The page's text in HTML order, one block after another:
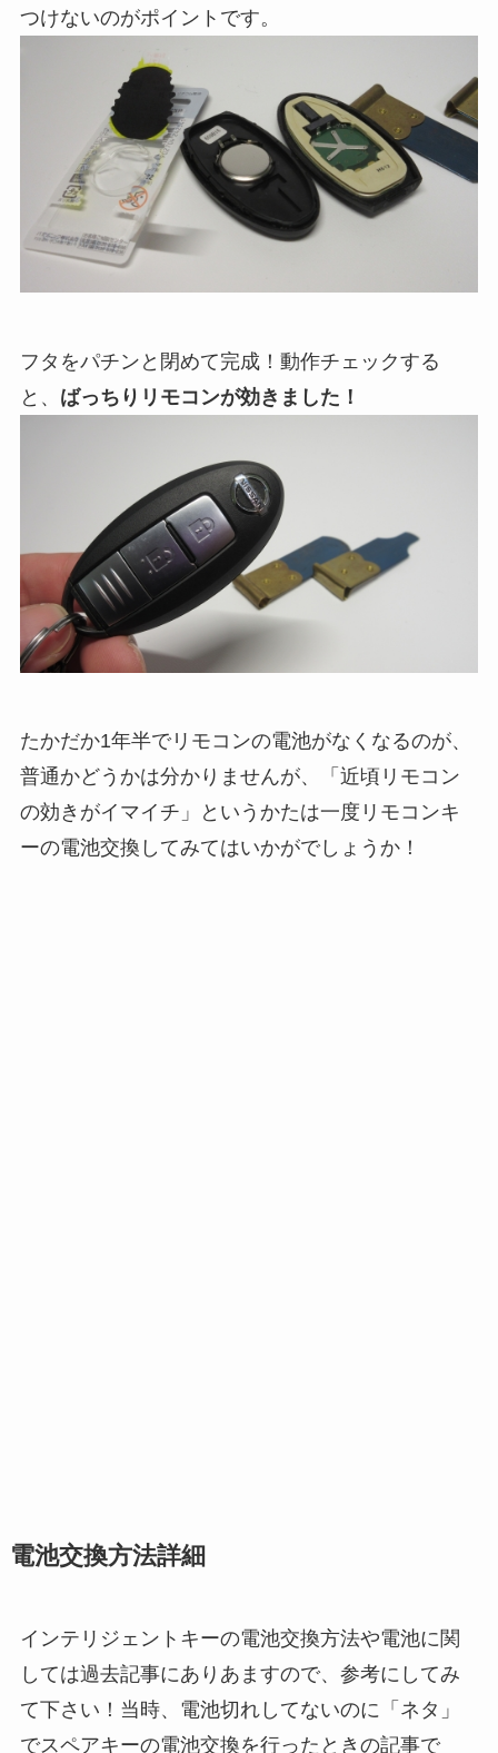
つけないのがポイントです。
フタをパチンと閉めて完成！動作チェックする
と、 ばっちりリモコンが効きました！
たかだか1年半でリモコンの電池がなくなるのが、
普通かどうかは分かりませんが、「近頃リモコン
の効きがイマイチ」というかたは一度リモコンキ
ーの電池交換してみてはいかがでしょうか！
電池交換方法詳細
インテリジェントキーの電池交換方法や電池に関
しては過去記事にありあますので、参考にしてみ
て下さい！当時、電池切れしてないのに「ネタ」
でスペアキーの電池交換を行ったときの記事で